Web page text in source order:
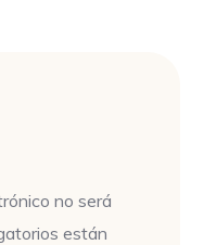
no será
están